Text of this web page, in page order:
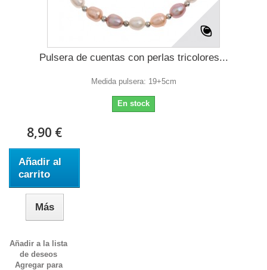
Pulsera de cuentas con perlas tricolores...
Medida pulsera: 19+5cm
En stock
8,90 €
Añadir al
carrito
Más
Añadir a la lista
de deseos
Agregar para